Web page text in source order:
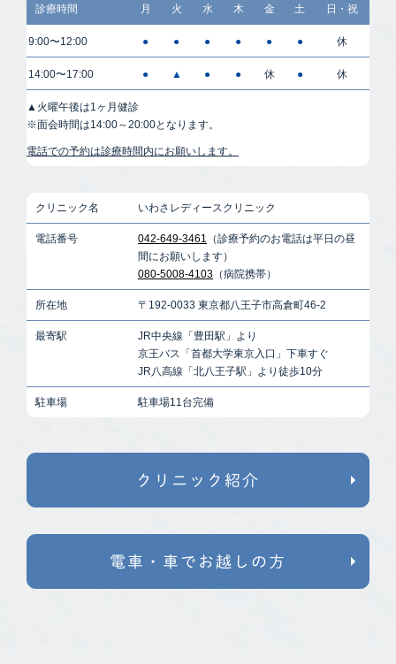
診療時間 月 火 水 木 金 土 日・祝
9:00〜12:00 ● ● ● ● ● ● 休
14:00〜17:00 ● ▲ ● ● 休 ● 休
▲火曜午後は1ヶ月健診
※面会時間は14:00～20:00となります。
電話での予約は診療時間内にお願いします。
クリニック名 いわさレディースクリニック
電話番号 042-649-3461 （診療予約のお電話は平日の昼
間にお願いします）
080-5008-4103 （病院携帯）
所在地 〒192-0033 東京都八王子市高倉町46-2
最寄駅
JR中央線「豊田駅」より
京王バス「首都大学東京入口」下車すぐ
JR八高線「北八王子駅」より徒歩10分
駐車場 駐車場11台完備
クリニック紹介
電車・車でお越しの方